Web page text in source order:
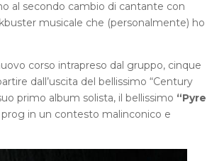
al secondo cambio di cantante con
musicale che (personalmente) ho
corso intrapreso dal gruppo, cinque
dall’uscita del bellissimo “Century
primo album solista, il bellissimo “Pyre
in un contesto malinconico e